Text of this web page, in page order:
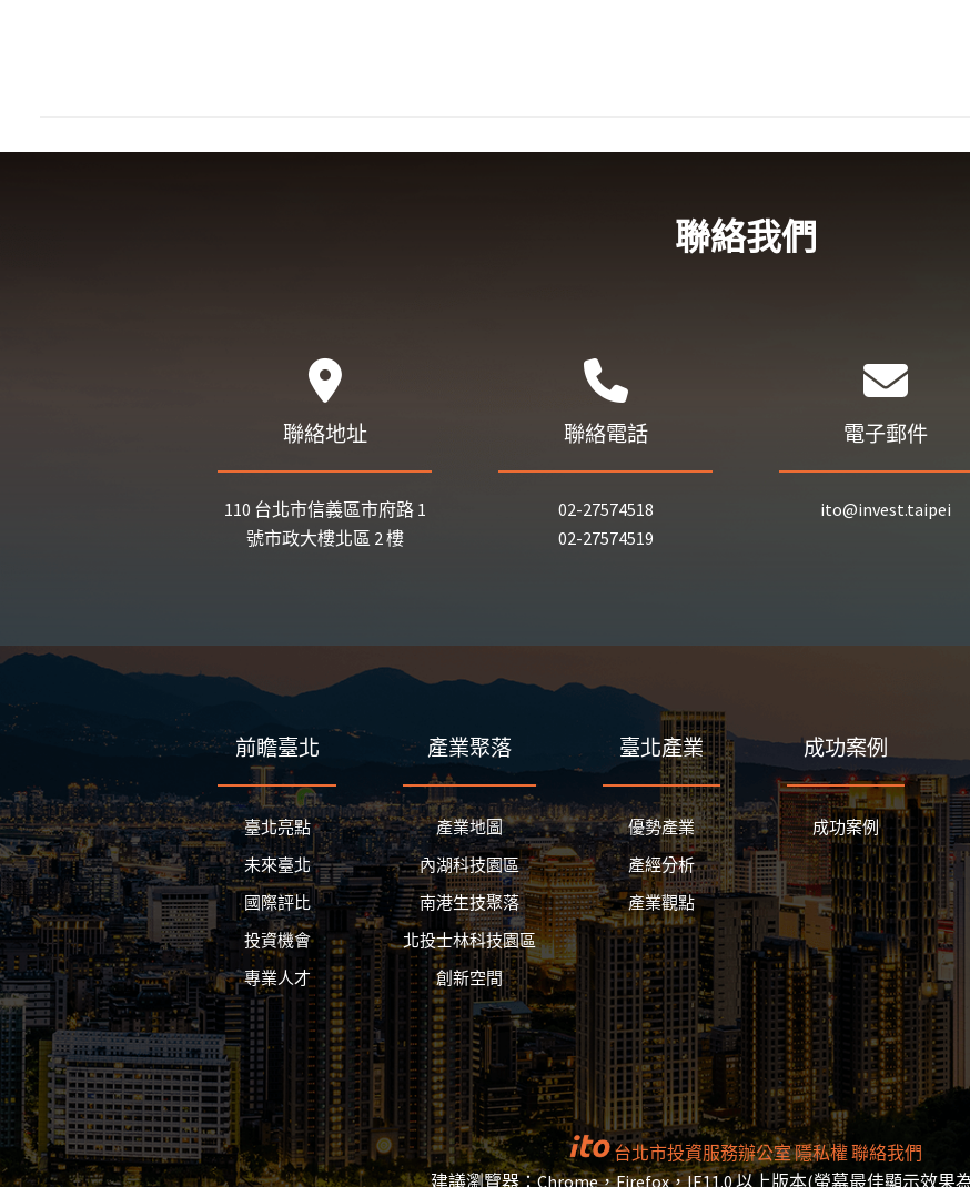
聯絡我們
聯絡地址
110 台北市信義區市府路 1
號市政大樓北區 2 樓
聯絡電話
02-27574518
02-27574519
電子郵件
ito@invest.taipei
前瞻臺北
臺北亮點
未來臺北
國際評比
投資機會
專業人才
產業聚落
產業地圖
內湖科技園區
南港生技聚落
北投士林科技園區
創新空間
臺北產業
優勢產業
產經分析
產業觀點
成功案例
成功案例
台北市投資服務辦公室隱私權聯絡我們
建議瀏覽器：Chrome，Firefox，IE11.0 以上版本(螢幕最佳顯示效果